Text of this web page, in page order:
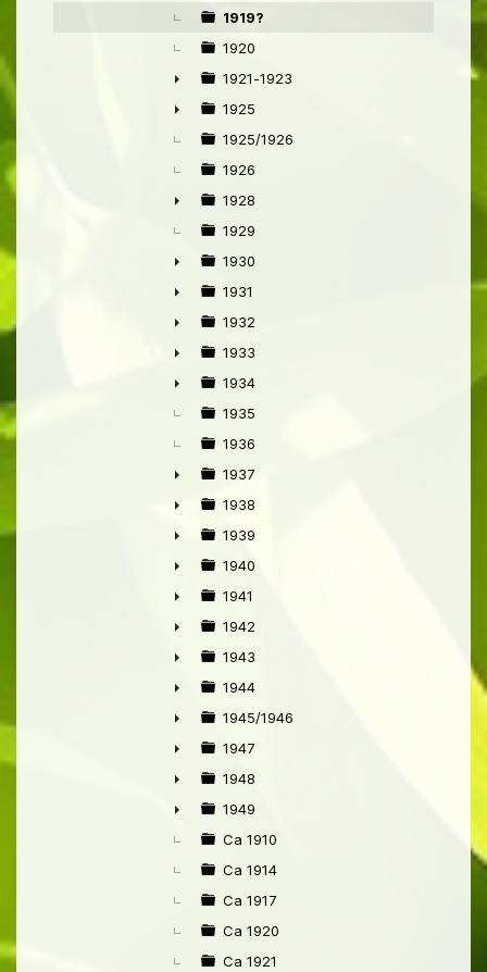
1919?
1920
►
1921-1923
►
1925
1925/1926
1926
►
1928
1929
►
1930
►
1931
►
1932
►
1933
►
1934
1935
1936
►
1937
►
1938
►
1939
►
1940
►
1941
►
1942
►
1943
►
1944
►
1945/1946
►
1947
►
1948
►
1949
Ca 1910
Ca 1914
Ca 1917
Ca 1920
Ca 1921